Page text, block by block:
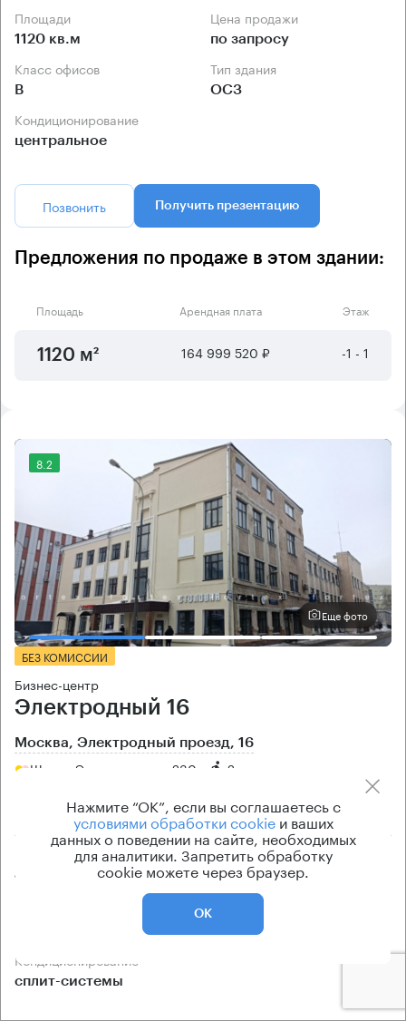
Площади
1120 кв.м
Цена продажи
по запросу
Класс офисов
B
Тип здания
ОСЗ
Кондиционирование
центральное
Позвонить Получить презентацию
Предложения по продаже в этом здании:
Площадь Арендная плата Этаж
1120 м² 164 999 520 ₽ -1 - 1
8.2
Еще фото
БЕЗ КОМИССИИ
Бизнес-центр
Электродный 16
Москва, Электродный проезд, 16
Шоссе Энтузиастов → 230 м 2 мин
5.65 км → улица Федора Полетаева
106 — 113 кв.м
Цена продажи
по запросу
Офисное здание
Кондиционирование
сплит-системы
Нажмите “ОК”, если вы соглашаетесь с
условиями обработки cookieи ваших
данных о поведении на сайте, необходимых
для аналитики. Запретить обработку
cookie можете через браузер.
ОК